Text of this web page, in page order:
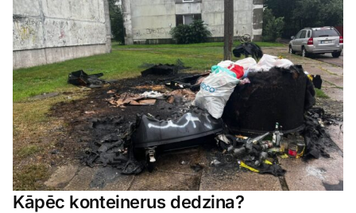
Kāpēc konteinerus dedzina?